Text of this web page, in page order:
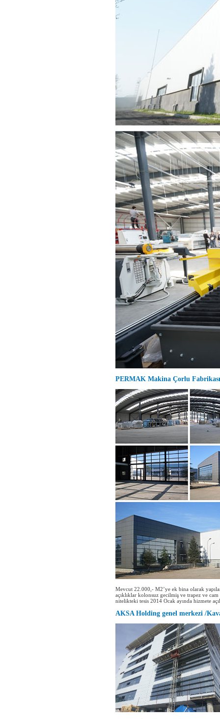
PERMAK Makina Çorlu
Mevcut 22.000,- M2’ye ek bina olarak
açıklıklar kolonsuz gecilmiş ve trapez ve cam
nitelikteki tesis 2014 Ocak ayında hizmete
AKSA Holding genel merkezi /